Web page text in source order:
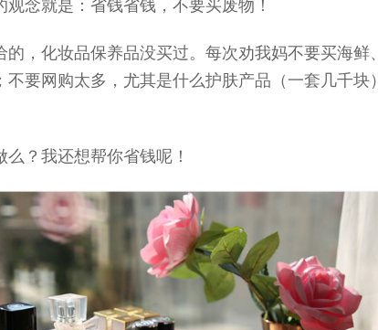
念就是：省钱省钱，不要买废物！
，化妆品保养品没买过。每次劝我妈不要买海鲜、
要网购太多，尤其是什么护肤产品（一套几千块）
？我还想帮你省钱呢！